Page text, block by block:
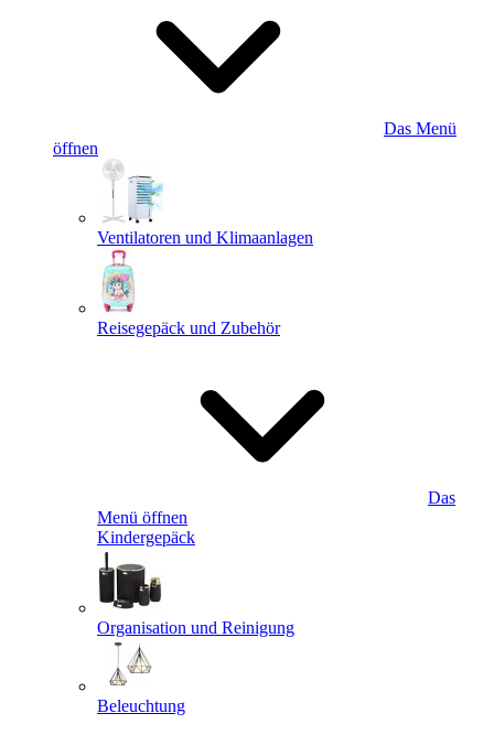
Das Menü
öffnen
Ventilatoren und Klimaanlagen
Reisegepäck und Zubehör
Das
Menü öffnen
Kindergepäck
Organisation und Reinigung
Beleuchtung